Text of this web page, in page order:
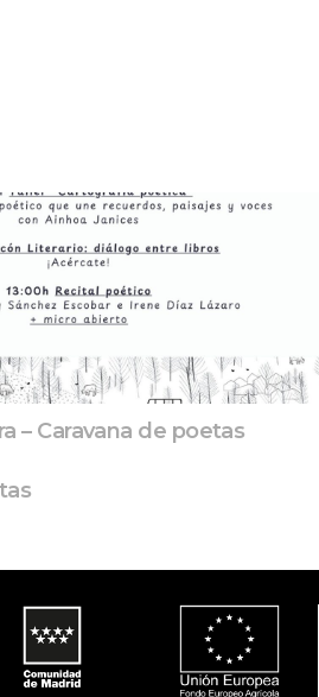
– Caravana de poeta